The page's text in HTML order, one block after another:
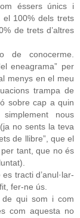
éssers únics i
100% dels trets
de trets d’altres
de conocerme.
eneagrama” per
menys en el meu
trampa de
sobre cap a quin
nous
no sents la teva
de llibre”, que el
tant, que no és
tracti d’anul·lar-
fer-ne ús.
de qui som i com
com aquesta no